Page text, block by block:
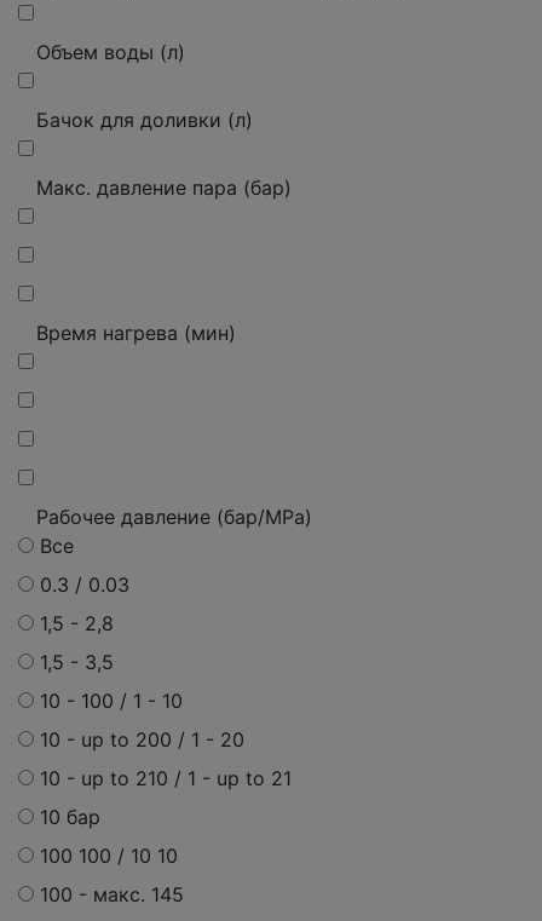
Объем воды (л)
Бачок для доливки (л)
Макс. давление пара (бар)
Время нагрева (мин)
Рабочее давление (бар/MPa)
Все
0.3 / 0.03
1,5 - 2,8
1,5 - 3,5
10 - 100 / 1 - 10
10 - up to 200 / 1 - 20
10 - up to 210 / 1 - up to 21
10 бар
100 100 / 10 10
100 - макс. 145